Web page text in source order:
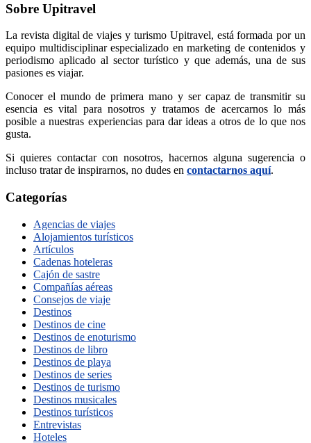
Sobre Upitravel
La revista digital de viajes y turismo Upitravel, está formada por un
equipo multidisciplinar especializado en marketing de contenidos y
periodismo aplicado al sector turístico y que además, una de sus
pasiones es viajar.
Conocer el mundo de primera mano y ser capaz de transmitir su
esencia es vital para nosotros y tratamos de acercarnos lo más
posible a nuestras experiencias para dar ideas a otros de lo que nos
gusta.
Si quieres contactar con nosotros, hacernos alguna sugerencia o
incluso tratar de inspirarnos, no dudes en contactarnos aquí.
Categorías
Agencias de viajes
Alojamientos turísticos
Artículos
Cadenas hoteleras
Cajón de sastre
Compañías aéreas
Consejos de viaje
Destinos
Destinos de cine
Destinos de enoturismo
Destinos de libro
Destinos de playa
Destinos de series
Destinos de turismo
Destinos musicales
Destinos turísticos
Entrevistas
Hoteles